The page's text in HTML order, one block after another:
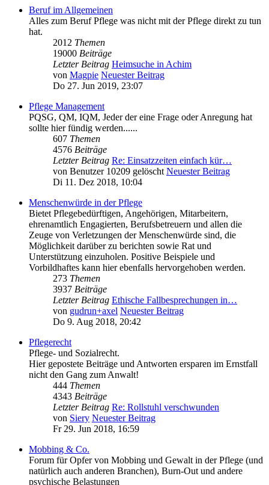
Beruf im Allgemeinen
Alles zum Beruf Pflege was nicht mit der Pflege direkt zu tun
hat.
2012 Themen
19000 Beiträge
Letzter Beitrag Heimsuche in Achim
von Magpie Neuester Beitrag
Do 27. Jun 2019, 23:07
Pflege Management
PQSG, QM, IQM, Jeder der eine Frage oder Anregung hat
sollte hier fündig werden......
607 Themen
4576 Beiträge
Letzter Beitrag Re: Einsatzzeiten einfach kür…
von Benutzer 10209 gelöscht Neuester Beitrag
Di 11. Dez 2018, 10:04
Menschenwürde in der Pflege
Bietet Pflegebedürftigen, Angehörigen, Mitarbeitern,
ehrenamtlich Engagierten, Berufsbetreuern und allen die
Zeuge von Verletzungen der Menschenwürde sind, die
Möglichkeit darüber zu berichten sowie Rat und
Unterstützung einzuholen. Positive Beispiele und
Vorbildhaftes kann hier ebenfalls hervorgehoben werden.
273 Themen
3937 Beiträge
Letzter Beitrag Ethische Fallbesprechungen in…
von gudrun+axel Neuester Beitrag
Do 9. Aug 2018, 20:42
Pflegerecht
Pflege- und Sozialrecht.
Hier gepostete Beiträge und Antworten ersparen im Ernstfall
nicht den Gang zum Anwalt!
444 Themen
4343 Beiträge
Letzter Beitrag Re: Rollstuhl verschwunden
von Siery Neuester Beitrag
Fr 29. Jun 2018, 16:59
Mobbing & Co.
Forum für Opfer von Mobbing und Gewalt in der Pflege (und
natürlich auch anderen Branchen), Burn-Out und andere
psychische Belastungen